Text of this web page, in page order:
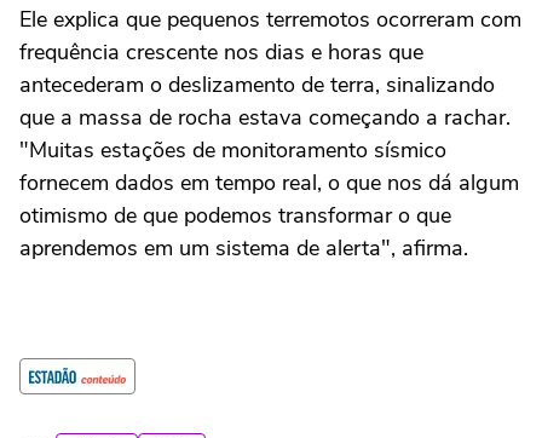
Ele explica que pequenos terremotos ocorreram com
frequência crescente nos dias e horas que
antecederam o deslizamento de terra, sinalizando
que a massa de rocha estava começando a rachar.
"Muitas estações de monitoramento sísmico
fornecem dados em tempo real, o que nos dá algum
otimismo de que podemos transformar o que
aprendemos em um sistema de alerta", afirma.